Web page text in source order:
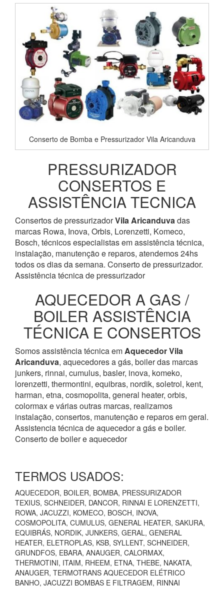
Conserto de Bomba e Pressurizador Vila Aricanduva
PRESSURIZADOR
CONSERTOS E
ASSISTÊNCIA TECNICA
Consertos de pressurizadorVila Aricanduvadas
marcas Rowa, Inova, Orbis, Lorenzetti, Komeco,
Bosch, técnicos especialistas em assistência técnica,
instalação, manutenção e reparos, atendemos 24hs
todos os dias da semana. Conserto de pressurizador.
Assistência técnica de pressurizador
AQUECEDOR A GAS /
BOILER ASSISTÊNCIA
TÉCNICA E CONSERTOS
Somos assistência técnica emAquecedorVila
Aricanduva, aquecedores a gás, boiler das marcas
junkers, rinnai, cumulus, basler, inova, komeko,
lorenzetti, thermontini, equibras, nordik, soletrol, kent,
harman, etna, cosmopolita, general heater, orbis,
colormax e várias outras marcas, realizamos
instalação, consertos, manutenção e reparos em geral.
Assistencia técnica de aquecedor a gás e boiler.
Conserto de boiler e aquecedor
TERMOS USADOS:
AQUECEDOR, BOILER, BOMBA, PRESSURIZADOR
TEXIUS, SCHNEIDER, DANCOR, RINNAI E LORENZETTI,
ROWA, JACUZZI, KOMECO, BOSCH, INOVA,
COSMOPOLITA, CUMULUS, GENERAL HEATER, SAKURA,
EQUIBRÁS, NORDIK, JUNKERS, GERAL, GENERAL
HEATER, ELETROPLAS, KSB, SYLLENT, SCHNEIDER,
GRUNDFOS, EBARA, ANAUGER, CALORMAX,
THERMOTINI, ITAIM, RHEEM, ETNA, THEBE, NAKATA,
ANAUGER, TERMOTRANS AQUECEDOR ELÉTRICO
BANHO, JACUZZI BOMBAS E FILTRAGEM, RINNAI